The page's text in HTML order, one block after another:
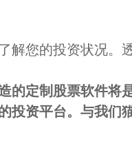
您的投资状况。
的定制股票软件
投资平台。与我们